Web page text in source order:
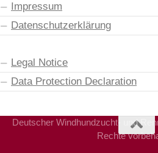
Impressum
Datenschutzerklärung
Legal Notice
Data Protection Declaration
Deutscher Windhundzucht- und
Rechte